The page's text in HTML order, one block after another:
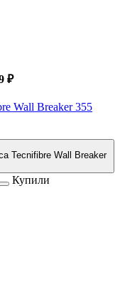
₽
Wall Breaker 355
Tecnifibre Wall Breaker
Купили